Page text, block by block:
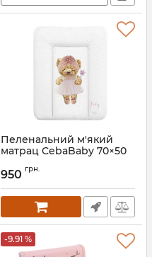
Пеленальний м'який
матрац CebaBaby 70×50
Артикул:
950 грн.
-9.91 %